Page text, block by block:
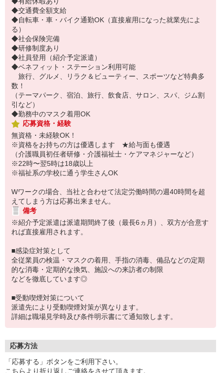
◆交通費全額支給
◆自転車・車・バイク通勤OK（直接雇用になった就業先によ
る）
◆社会保険完備
◆研修制度あり
◆社員登用（紹介予定派遣）
◆ベネフィット・ステーション利用可能
旅行、グルメ、リラク＆ビューティー、スポーツなど特典多
数！
（テーマパーク、宿泊、旅行、飲食店、サロン、スパ、ジム割
引など）
◆勤務中のマスク着用OK
応募資格・経験
無資格・未経験OK！
※資格をお持ちの方は優遇します ★給与面も優遇
（介護職員初任者研修・介護福祉士・ケアマネジャーなど）
※22時〜翌5時は18歳以上
※福祉系の学校に通う学生さんOK
Wワークの場合、当社と合わせて法定労働時間の週40時間を超
えてしまう方は応募出来ません。
備考
※紹介予定派遣は派遣期間終了後（最長6ヵ月）、双方が合意す
れば直接雇用されます。
■感染症対策として
全従業員の検温・マスクの着用、手指の消毒、備品などの定期
的な消毒・定期的な換気、施設への来訪者の制限
などを徹底しています◎
■受動喫煙対策について
派遣先により受動喫煙対策が異なります。
詳細は職場見学時及び条件明示書にて通知致します。
応募方法
「応募する」ボタンをご利用下さい。
こちらより折り返しご連絡をさせて頂きます。